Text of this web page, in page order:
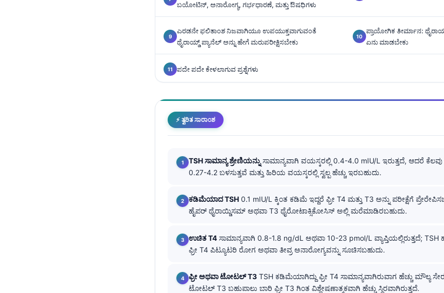
ಬಯೋಟಿನ್, ಅನಾರೋಗ್ಯ, ಗರ್ಭಧಾರಣೆ, ಮತ್ತು ಔಷಧಿಗಳು
ಎರಡನೇ ಫಲಿತಾಂಶ ನಿಜವಾಗಿಯೂ ಉಪಯುಕ್ತವಾಗುವಂತೆ
ಥೈರಾಯ್ಡ್ ಪ್ಯಾನೆಲ್ ಅನ್ನು ಹೇಗೆ ಮರುಪರೀಕ್ಷಿಸಬೇಕು
ಪ್ರಾಯೋಗಿಕ ತೀರ್ಮಾನ:
ಏನು ಮಾಡಬೇಕು
ಪದೇ ಪದೇ ಕೇಳಲಾಗುವ ಪ್ರಶ್ನೆಗಳು
⚡ ತ್ವರಿತ ಸಾರಾಂಶ
TSH ಸಾಮಾನ್ಯ ಶ್ರೇಣಿಯನ್ನು ಸಾಮಾನ್ಯವಾಗಿ ವಯಸ್ಕರಲ್ಲಿ 0.4-4.0 mIU/L ಇರುತ್ತದೆ, ಆದರೆ
0.27-4.2 ಬಳಸುತ್ತವೆ ಮತ್ತು ಹಿರಿಯ ವಯಸ್ಕರಲ್ಲಿ ಸ್ವಲ್ಪ ಹೆಚ್ಚು ಇರಬಹುದು.
ಕಡಿಮೆಯಾದ TSH 0.1 mIU/L ಕ್ಕಿಂತ ಕಡಿಮೆ ಇದ್ದರೆ ಫ್ರೀ T4 ಮತ್ತು T3 ಅನ್ನು ಪರೀಕ್ಷೆಗೆ
ಹೈಪರ್ ಥೈರಾಯ್ಡಿಸಮ್ ಅಥವಾ T3 ಥೈರೋಟಾಕ್ಸಿಕೋಸಿಸ್ ಅಲ್ಲಿ ಮರೆಮಾಡಿರಬಹುದು.
ಉಚಿತ T4 ಸಾಮಾನ್ಯವಾಗಿ 0.8-1.8 ng/dL ಅಥವಾ 10-23 pmol/L ವ್ಯಾಪ್ತಿಯಲ್ಲಿರುತ್ತದೆ; TSH
ಫ್ರೀ T4 ಪಿಟ್ಯೂಟರಿ ರೋಗ ಅಥವಾ ತೀವ್ರ ಅನಾರೋಗ್ಯವನ್ನು ಸೂಚಿಸಬಹುದು.
ಫ್ರೀ ಅಥವಾ ಟೋಟಲ್ T3 TSH ಕಡಿಮೆಯಾಗಿದ್ದು ಫ್ರೀ T4 ಸಾಮಾನ್ಯವಾಗಿರುವಾಗ ಹೆಚ್ಚು ಮೌಲ್ಯ
ಟೋಟಲ್ T3 ಬಹುಪಾಲು ಬಾರಿ ಫ್ರೀ T3 ಗಿಂತ ವಿಶ್ಲೇಷಣಾತ್ಮಕವಾಗಿ ಹೆಚ್ಚು ಸ್ಥಿರವಾಗಿರುತ್ತದೆ.